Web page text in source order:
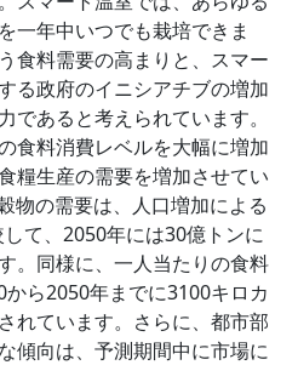
一年中いつでも栽培できま
食料需要の高まりと、スマー
る政府のイニシアチブの増加
であると考えられています。
食料消費レベルを大幅に増加
糧生産の需要を増加させてい
物の需要は、人口増加による
て、2050年には30億トンに
。同様に、一人当たりの食料
ら2050年までに3100キロカ
れています。さらに、都市部
傾向は、予測期間中に市場に